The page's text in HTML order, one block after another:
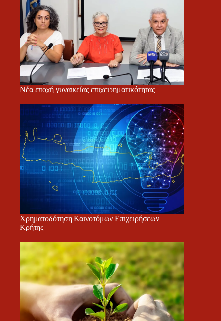
Νέα εποχή γυναικείας επιχειρηματικότητας
Χρηματοδότηση Καινοτόμων Επιχειρήσεων
Κρήτης